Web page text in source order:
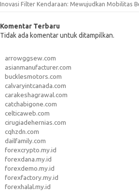
Inovasi Filter Kendaraan: Mewujudkan Mobilitas
Komentar Terbaru
Tidak ada komentar untuk ditampilkan.
arrowggsew.com
asianmanufacturer.com
bucklesmotors.com
calvaryintcanada.com
carakeshagrawal.com
catchabigone.com
celticaweb.com
cirugiadehernias.com
cqhzdn.com
dailfamily.com
forexcrypto.my.id
forexdana.my.id
forexdemo.my.id
forexfactory.my.id
forexhalal.my.id